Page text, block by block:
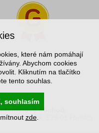
obchod
408, 539 01 Hlinsko
které nám pomáhají
Abychom cookies
Kliknutím na tlačítko
tento souhlas.
souhlasím
zde.